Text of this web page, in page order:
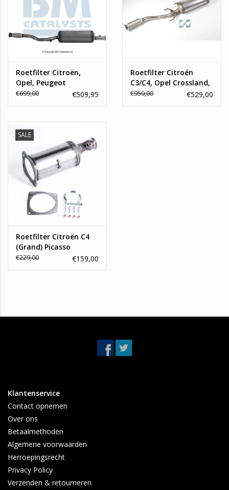
Roetfilter Citroën,
Opel, Peugeot
€699,00 €509,95
Roetfilter Citroën
C3/C4, Opel Crossland,
Peugeot 208/2008/301
€950,00 €529,00
SALE
Roetfilter Citroën C4
(Grand) Picasso
€229,00 €159,00
Klantenservice
Contact opnemen
Over ons
Betaalmethoden
Algemene voorwaarden
Herroepingsrecht
Privacy Policy
Verzenden & retourneren